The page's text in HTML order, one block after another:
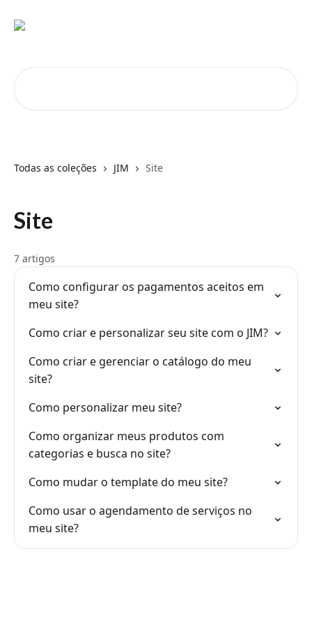
Todas as coleções JIM Site
Site
7 artigos
Como configurar os pagamentos aceitos em
meu site?
Como criar e personalizar seu site com o JIM?
Como criar e gerenciar o catálogo do meu
site?
Como personalizar meu site?
Como organizar meus produtos com
categorias e busca no site?
Como mudar o template do meu site?
Como usar o agendamento de serviços no
meu site?